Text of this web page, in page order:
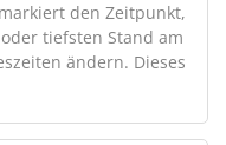
den Zeitpunkt,
tiefsten Stand am
ändern. Dieses